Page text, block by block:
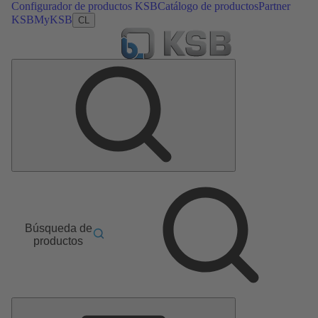
Configurador de productos KSBCatálogo de productosPartner
KSBMyKSB CL
Búsqueda de
productos